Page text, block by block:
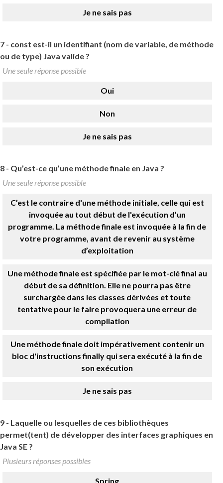
Je ne sais pas
7 - const est-il un identifiant (nom de variable, de méthode
ou de type) Java valide ?
Une seule réponse possible
Oui
Non
Je ne sais pas
8 - Qu’est-ce qu’une méthode finale en Java ?
Une seule réponse possible
C’est le contraire d'une méthode initiale, celle qui est
invoquée au tout début de l'exécution d’un
programme. La méthode finale est invoquée à la fin de
votre programme, avant de revenir au système
d’exploitation
Une méthode finale est spécifiée par le mot-clé final au
début de sa définition. Elle ne pourra pas être
surchargée dans les classes dérivées et toute
tentative pour le faire provoquera une erreur de
compilation
Une méthode finale doit impérativement contenir un
bloc d'instructions finally qui sera exécuté à la fin de
son exécution
Je ne sais pas
9 - Laquelle ou lesquelles de ces bibliothèques
permet(tent) de développer des interfaces graphiques en
Java SE ?
Plusieurs réponses possibles
Spring